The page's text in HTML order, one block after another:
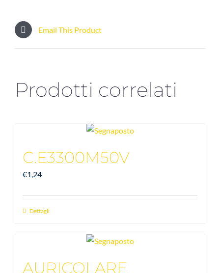
Email This Product
Prodotti correlati
C.E3300M50V
€1,24
Dettagli
AURICOLARE